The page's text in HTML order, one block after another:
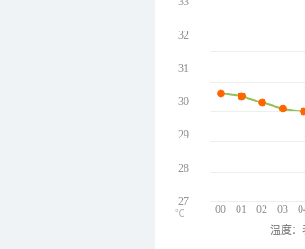
00 01 02 03
32
31
30
29
28
27
℃
温度：